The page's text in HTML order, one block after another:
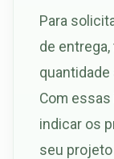
Para
de
quantidade
Com
indicar os
seu